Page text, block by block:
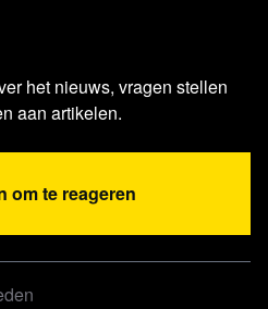
het nieuws, vragen stellen
aan artikelen.
om te reageren